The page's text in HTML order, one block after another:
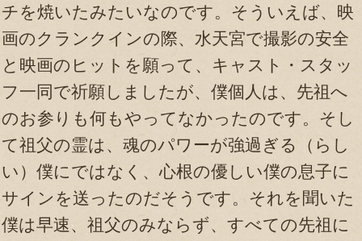
チを焼いたみたいなのです。そういえば、映
画のクランクインの際、水天宮で撮影の安全
と映画のヒットを願って、キャスト・スタッ
フ一同で祈願しましたが、僕個人は、先祖へ
のお参りも何もやってなかったのです。そし
て祖父の霊は、魂のパワーが強過ぎる（らし
い）僕にではなく、心根の優しい僕の息子に
サインを送ったのだそうです。それを聞いた
僕は早速、祖父のみならず、すべての先祖に